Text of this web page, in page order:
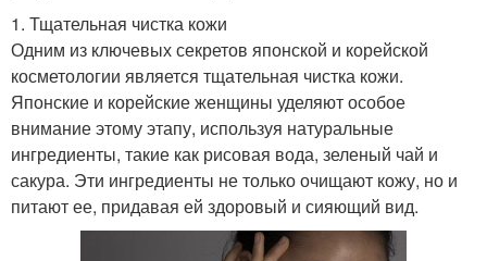
1. Тщательная чистка кожи
Одним из ключевых секретов японской и корейской
косметологии является тщательная чистка кожи.
Японские и корейские женщины уделяют особое
внимание этому этапу, используя натуральные
ингредиенты, такие как рисовая вода, зеленый чай и
сакура. Эти ингредиенты не только очищают кожу, но и
питают ее, придавая ей здоровый и сияющий вид.